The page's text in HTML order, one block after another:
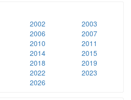
2002
2003
2006
2007
2010
2011
2014
2015
2018
2019
2022
2023
2026